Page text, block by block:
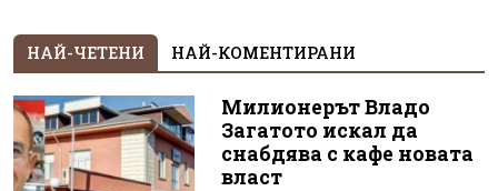
НАЙ-ЧЕТЕНИ НАЙ-КОМЕНТИРАНИ
Милионерът Владо
Загатото искал да
снабдява с кафе новата
власт